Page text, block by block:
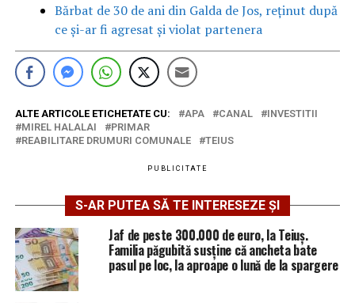
Bărbat de 30 de ani din Galda de Jos, reținut după
ce și-ar fi agresat și violat partenera
ALTE ARTICOLE ETICHETATE CU: APA CANAL
INVESTITII
MIREL HALALAI
PRIMAR
REABILITARE DRUMURI COMUNALE
TEIUS
PUBLICITATE
S-AR PUTEA SĂ TE INTERESEZE ȘI
Jaf de peste 300.000 de euro, la Teiuș.
Familia păgubită susține că ancheta bate
pasul pe loc, la aproape o lună de la spargere